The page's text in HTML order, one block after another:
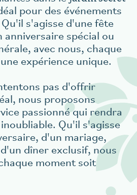
pour des événements
s'agisse d'une fête
spécial ou
avec nous, chaque
expérience unique.
pas d'offrir
nous proposons
passionné qui rendra
Qu'il s'agisse
d'un mariage,
dîner exclusif, nous
moment soit